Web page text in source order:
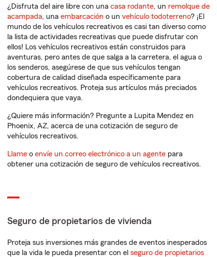
¿Disfruta del aire libre con una casa rodante, un remolque de
acampada, una embarcación o un vehículo todoterreno? ¡El
mundo de los vehículos recreativos es casi tan diverso como
la lista de actividades recreativas que puede disfrutar con
ellos! Los vehículos recreativos están construidos para
aventuras, pero antes de que salga a la carretera, el agua o
los senderos, asegúrese de que sus vehículos tengan
cobertura de calidad diseñada específicamente para
vehículos recreativos. Proteja sus artículos más preciados
dondequiera que vaya.
¿Quiere más información? Pregunte a Lupita Mendez en
Phoenix, AZ, acerca de una cotización de seguro de
vehículos recreativos.
Llame o envíe un correo electrónico a un agente para
obtener una cotización de seguro de vehículos recreativos.
Seguro de propietarios de vivienda
Proteja sus inversiones más grandes de eventos inesperados
que la vida le pueda presentar con el seguro de propietarios